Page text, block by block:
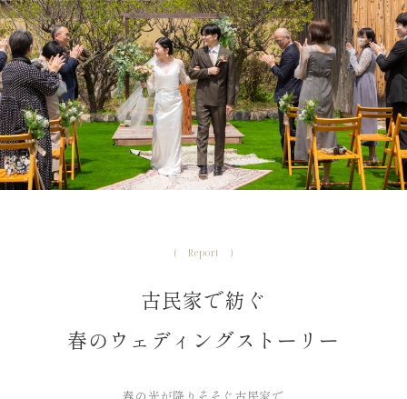
Report
古民家で紡ぐ
春のウェディングストーリー